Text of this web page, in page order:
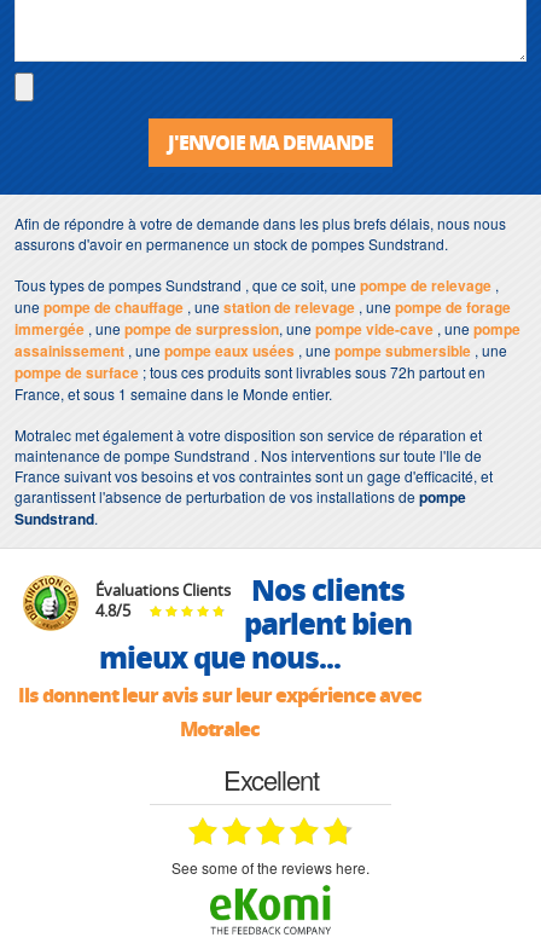
J'ENVOIE MA DEMANDE
Afin de répondre à votre de demande dans les plus brefs délais, nous nous
assurons d'avoir en permanence un stock de pompes Sundstrand.
Tous types de pompes Sundstrand , que ce soit, unepompe de relevage ,
unepompe de chauffage , unestation de relevage , unepompe de forage
immergée , unepompe de surpression, unepompe vide-cave , unepompe
assainissement , unepompe eaux usées , unepompe submersible , une
pompe de surface ; tous ces produits sont livrables sous 72h partout en
France, et sous 1 semaine dans le Monde entier.
Motralec met également à votre disposition son service de réparation et
maintenance de pompe Sundstrand . Nos interventions sur toute l'Ile de
France suivant vos besoins et vos contraintes sont un gage d'efficacité, et
garantissent l'absence de perturbation de vos installations depompe
Sundstrand.
Évaluations Clients
4.8/5
Nos clients
parlent bien
mieux que nous...
Ils donnent leur avis sur leur expérience avec
Motralec
Excellent
see some of the reviews here.